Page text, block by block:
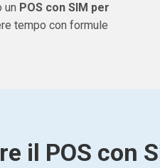
un POS con SIM per
tempo con formule
il POS con